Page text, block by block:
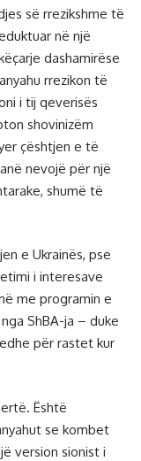
së rrezikshme të
në një
dashamirëse
rrezikon të
i tij qeverisës
shovinizëm
çështjen e të
nevojë për një
shumë të
e Ukrainës, pse
i interesave
me programin e
ShBA-ja – duke
për rastet kur
Është
se kombet
version sionist i